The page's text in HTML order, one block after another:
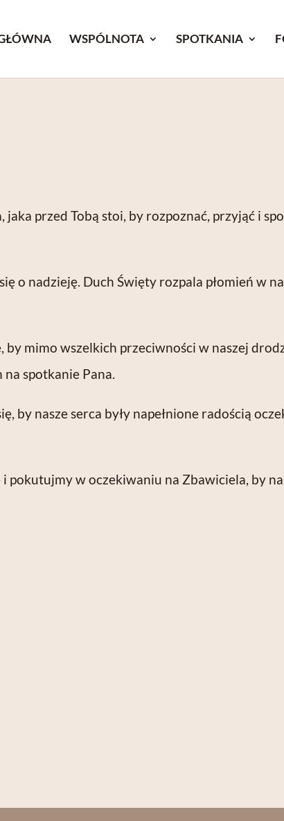
WSPÓLNOTA SPOTKANIA
jaka przed Tobą stoi, by rozpoznać, przyjąć i
o nadzieję. Duch Święty rozpala płomień w
mimo wszelkich przeciwności w naszej
spotkanie Pana.
by nasze serca były napełnione radością
pokutujmy w oczekiwaniu na Zbawiciela, by